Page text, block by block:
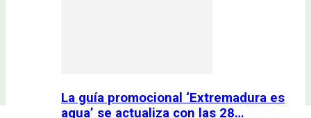
La guía promocional ‘Extremadura es
agua’ se actualiza con las 28…